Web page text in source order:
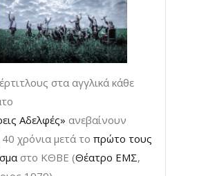
στα αγγλικά κάθε
Αδελφές» ανεβαίνουν
χρόνια μετά το πρώτο τους
στο ΚΘΒΕ (Θέατρο ΕΜΣ,